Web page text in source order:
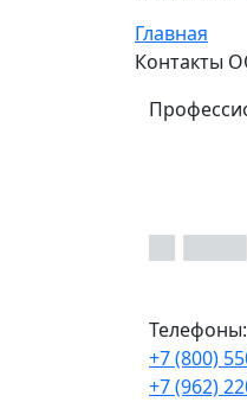
Главная
Контакты
Телефоны:
+7 (800)
+7 (962)